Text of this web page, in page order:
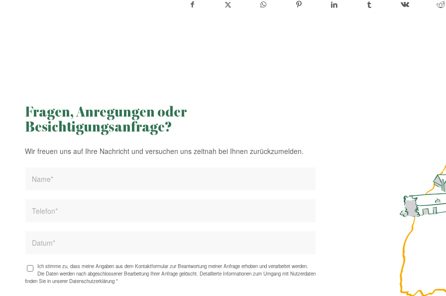
Fragen, Anregungen oder
Besichtigungsanfrage?
Wir freuen uns auf Ihre Nachricht und versuchen uns zeitnah bei Ihnen zurückzumelden.
Ich stimme zu, dass meine Angaben aus dem Kontaktformular zur Beantwortung meiner Anfrage erhoben und verarbeitet werden.
Die Daten werden nach abgeschlossener Bearbeitung Ihrer Anfrage gelöscht. Detaillierte Informationen zum Umgang mit Nutzerdaten
finden Sie in unserer Datenschutzerklärung *